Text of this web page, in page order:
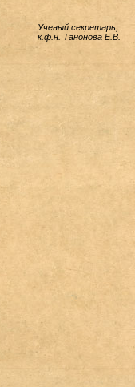
Ученый секретарь,
к.ф.н. Танонова Е.В.